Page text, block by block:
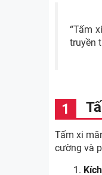
“Tấm
truyền
Tấm xi
cường và